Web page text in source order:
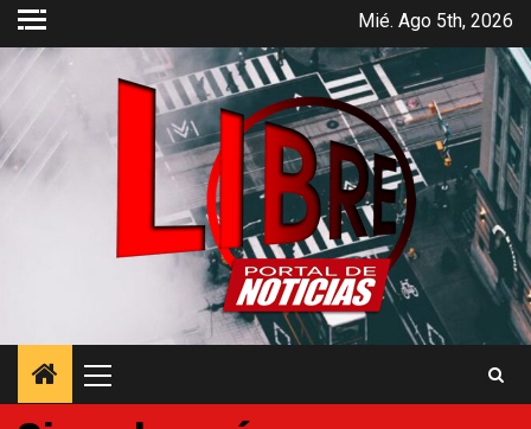
Saltar
contenido
Mié. Ago 5th, 2026
principal